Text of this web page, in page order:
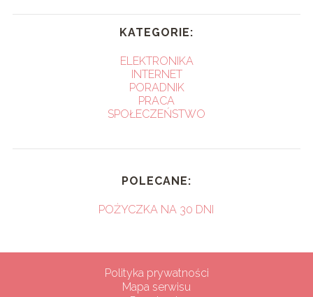
KATEGORIE:
ELEKTRONIKA
INTERNET
PORADNIK
PRACA
SPOŁECZEŃSTWO
POLECANE:
POŻYCZKA NA 30 DNI
Polityka prywatności
Mapa serwisu